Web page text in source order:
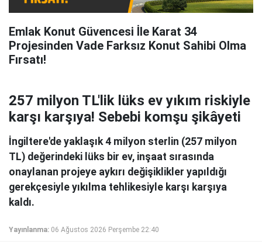
Emlak Konut Güvencesi İle Karat 34
Projesinden Vade Farksız Konut Sahibi Olma
Fırsatı!
257 milyon TL'lik lüks ev yıkım riskiyle
karşı karşıya! Sebebi komşu şikâyeti
İngiltere'de yaklaşık 4 milyon sterlin (257 milyon
TL) değerindeki lüks bir ev, inşaat sırasında
onaylanan projeye aykırı değişiklikler yapıldığı
gerekçesiyle yıkılma tehlikesiyle karşı karşıya
kaldı.
Yayınlanma: 06 Ağustos 2026 Perşembe 22:40